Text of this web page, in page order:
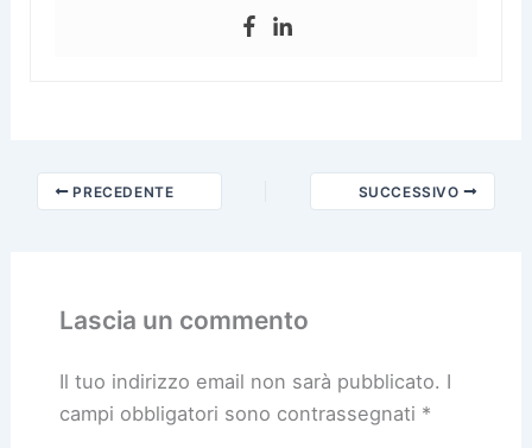
PRECEDENTE SUCCESSIVO
Lascia un commento
Il tuo indirizzo email non sarà pubblicato. I
campi obbligatori sono contrassegnati *